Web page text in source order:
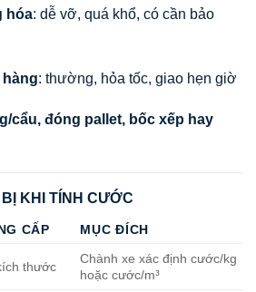
hóa: dễ vỡ, quá khổ, có cần bảo
: thường, hỏa tốc, giao hẹn giờ
cẩu, đóng pallet, bốc xếp hay
KHI TÍNH CƯỚC
CẤP MỤC ĐÍCH
thước
Chành xe xác định cước/kg
hoặc cước/m³